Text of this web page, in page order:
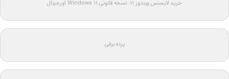
خرید لایسنس ویندوز 11: نسخه قانونی Windows 11 اورجینال
پرده برقی